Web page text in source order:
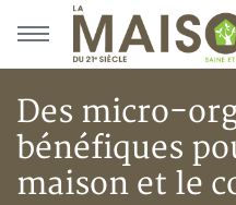
Aller au menu principal
Aller au contenu principal
Des micro-
bénéfiques
maison et le